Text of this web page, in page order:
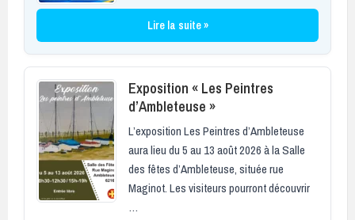
Lire la suite »
Exposition « Les Peintres
d’Ambleteuse »
L’exposition Les Peintres d’Ambleteuse
aura lieu du 5 au 13 août 2026 à la Salle
des fêtes d’Ambleteuse, située rue
Maginot. Les visiteurs pourront découvrir
…